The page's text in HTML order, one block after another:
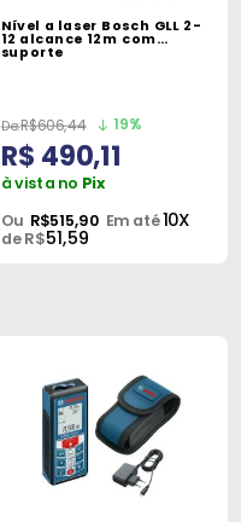
Nível a laser Bosch GLL 2-
12 alcance 12m com
suporte
R$606,44 19%
R$ 490,11
à vista no Pix
Ou R$515,90 Em até10X
de R$51,59